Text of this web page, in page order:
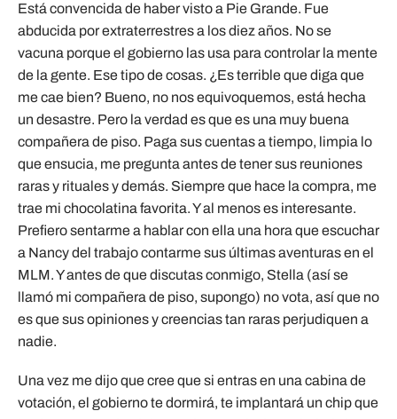
Está convencida de haber visto a Pie Grande. Fue
abducida por extraterrestres a los diez años. No se
vacuna porque el gobierno las usa para controlar la mente
de la gente. Ese tipo de cosas. ¿Es terrible que diga que
me cae bien? Bueno, no nos equivoquemos, está hecha
un desastre. Pero la verdad es que es una muy buena
compañera de piso. Paga sus cuentas a tiempo, limpia lo
que ensucia, me pregunta antes de tener sus reuniones
raras y rituales y demás. Siempre que hace la compra, me
trae mi chocolatina favorita. Y al menos es interesante.
Prefiero sentarme a hablar con ella una hora que escuchar
a Nancy del trabajo contarme sus últimas aventuras en el
MLM. Y antes de que discutas conmigo, Stella (así se
llamó mi compañera de piso, supongo) no vota, así que no
es que sus opiniones y creencias tan raras perjudiquen a
nadie.
Una vez me dijo que cree que si entras en una cabina de
votación, el gobierno te dormirá, te implantará un chip que